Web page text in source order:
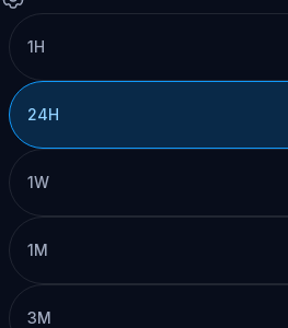
1H
24H
1W
1M
3M